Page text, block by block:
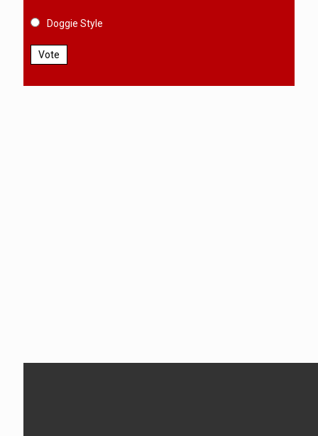
Doggie Style
Vote